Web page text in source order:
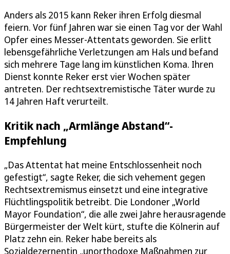
Anders als 2015 kann Reker ihren Erfolg diesmal
feiern. Vor fünf Jahren war sie einen Tag vor der Wahl
Opfer eines Messer-Attentats geworden. Sie erlitt
lebensgefährliche Verletzungen am Hals und befand
sich mehrere Tage lang im künstlichen Koma. Ihren
Dienst konnte Reker erst vier Wochen später
antreten. Der rechtsextremistische Täter wurde zu
14 Jahren Haft verurteilt.
Kritik nach „Armlänge Abstand“-
Empfehlung
„Das Attentat hat meine Entschlossenheit noch
gefestigt“, sagte Reker, die sich vehement gegen
Rechtsextremismus einsetzt und eine integrative
Flüchtlingspolitik betreibt. Die Londoner „World
Mayor Foundation“, die alle zwei Jahre herausragende
Bürgermeister der Welt kürt, stufte die Kölnerin auf
Platz zehn ein. Reker habe bereits als
Sozialdezernentin „unorthodoxe Maßnahmen zur